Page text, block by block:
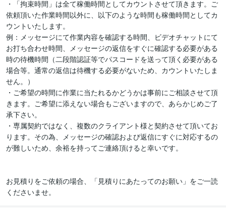
・「拘束時間」は全て稼働時間としてカウントさせて頂きます。ご
依頼頂いた作業時間以外に、以下のような時間も稼働時間としてカ
ウントいたします。
例：メッセージにて作業内容を確認する時間、ビデオチャットにて
お打ち合わせ時間、メッセージの返信をすぐに確認する必要がある
時の待機時間（二段階認証等でパスコードを送って頂く必要がある
場合等。通常の返信は待機する必要がないため、カウントいたしま
せん。）
・ご希望の時間に作業に当たれるかどうかは事前にご相談させて頂
きます。ご希望に添えない場合もございますので、あらかじめご了
承下さい。
・専属契約ではなく、複数のクライアント様と契約させて頂いてお
ります。その為、メッセージの確認および返信にすぐに対応するの
が難しいため、余裕を持ってご連絡頂けると幸いです。
お見積りをご依頼の場合、「見積りにあたってのお願い」をご一読
くださいませ。